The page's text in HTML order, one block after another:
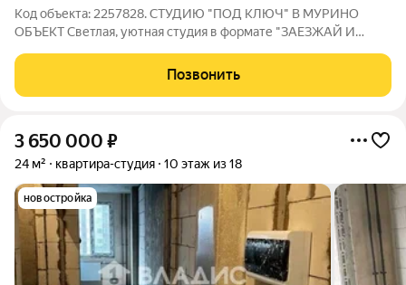
Код объекта: 2257828. СТУДИЮ "ПОД КЛЮЧ" В МУРИНО
ОБЪЕКТ Светлая, уютная студия в формате "ЗАЕЗЖАЙ И
Позвонить
3 650 000 ₽
24 м² квартира-студия 10 этаж из 18
новостройка